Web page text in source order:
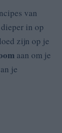
van
in op
zijn op je
aan om je
je